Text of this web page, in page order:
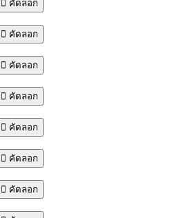
คัดลอก
คัดลอก
คัดลอก
คัดลอก
คัดลอก
คัดลอก
คัดลอก